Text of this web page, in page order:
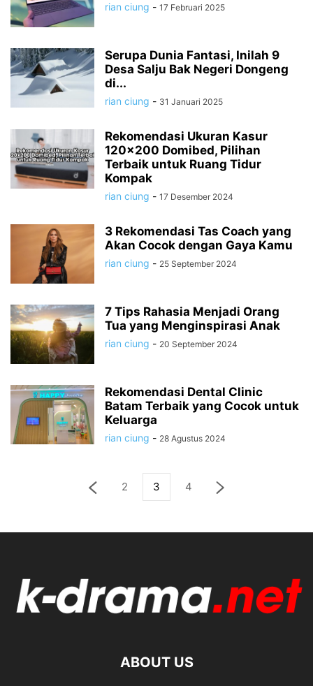
rian ciung - 17 Februari 2025
Serupa Dunia Fantasi, Inilah 9
Desa Salju Bak Negeri Dongeng
di...
rian ciung - 31 Januari 2025
Rekomendasi Ukuran Kasur
120×200 Domibed, Pilihan
Terbaik untuk Ruang Tidur
Kompak
rian ciung - 17 Desember 2024
3 Rekomendasi Tas Coach yang
Akan Cocok dengan Gaya Kamu
rian ciung - 25 September 2024
7 Tips Rahasia Menjadi Orang
Tua yang Menginspirasi Anak
rian ciung - 20 September 2024
Rekomendasi Dental Clinic
Batam Terbaik yang Cocok untuk
Keluarga
rian ciung - 28 Agustus 2024
2 3 4
ABOUT US